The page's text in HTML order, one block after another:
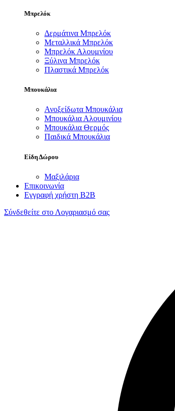
Μπρελόκ
Δερμάτινα Μπρελόκ
Μεταλλικά Μπρελόκ
Μπρελόκ Αλουμνίου
Ξύλινα Μπρελόκ
Πλαστικά Μπρελόκ
Μπουκάλια
Ανοξείδωτα Μπουκάλια
Μπουκάλια Αλουμινίου
Μπουκάλια Θερμός
Παιδικά Μπουκάλια
Είδη Δώρου
Μαξιλάρια
Επικοινωνία
Εγγραφή χρήστη B2B
Σύνδεθείτε στο Λογαριασμό σας